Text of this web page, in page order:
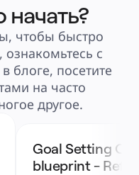
начать?
чтобы быстро
ознакомьтесь с
блоге, посетите
на часто
другое.
Goal Setting
blueprint -